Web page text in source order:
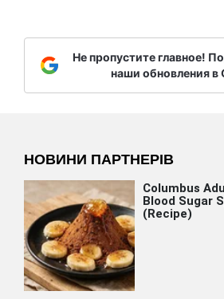
Не пропустите главное!
наши обновления в